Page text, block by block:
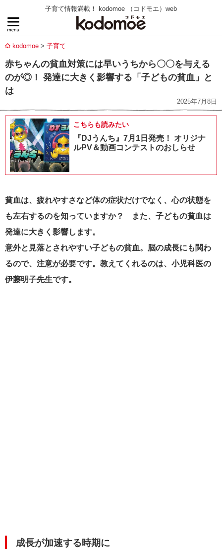
子育て情報満載！ kodomoe （コドモエ）web
kodomoe 子育て
赤ちゃんの貧血対策には早いうちから〇〇を与える
のが◎！ 発達に大きく影響する「子どもの貧血」と
は
2025年7月8日
こちらも読みたい
『DJうんち』7月1日発売！ オリジナ
ルPV＆動画コンテストのおしらせ
貧血は、疲れやすさなど体の症状だけでなく、心の状態を
も左右するのを知っていますか？ また、子どもの貧血は
発達に大きく影響します。
意外と見落とされやすい子どもの貧血。脳の成長にも関わ
るので、注意が必要です。教えてくれるのは、小児科医の
伊藤明子先生です。
成長が加速する時期に